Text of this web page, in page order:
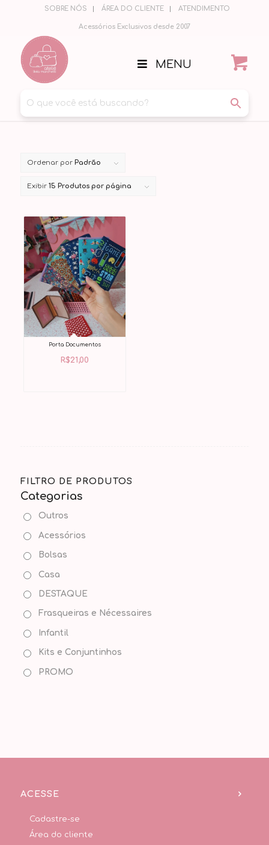
SOBRE NÓS ÁREA DO CLIENTE ATENDIMENTO
Acessórios Exclusivos desde 2007
MENU
Ordenar por Padrão
Exibir 15 Produtos por página
Porta Documentos
R$21,00
FILTRO DE PRODUTOS
Categorias
Outros
Acessórios
Bolsas
Casa
DESTAQUE
Frasqueiras e Nécessaires
Infantil
Kits e Conjuntinhos
PROMO
ACESSE
Cadastre-se
Área do cliente